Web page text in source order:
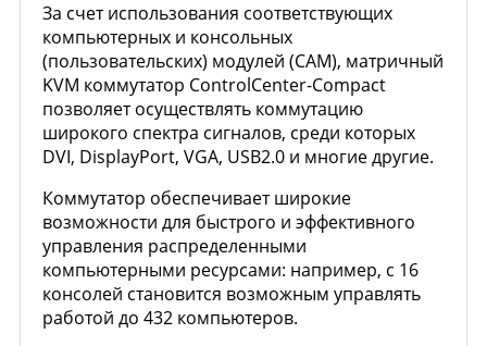
За счет использования соответствующих
компьютерных и консольных
(пользовательских) модулей (CAM), матричный
KVM коммутатор ControlCenter-Compact
позволяет осуществлять коммутацию
широкого спектра сигналов, среди которых
DVI, DisplayPort, VGA, USB2.0 и многие другие.
Коммутатор обеспечивает широкие
возможности для быстрого и эффективного
управления распределенными
компьютерными ресурсами: например, с 16
консолей становится возможным управлять
работой до 432 компьютеров.